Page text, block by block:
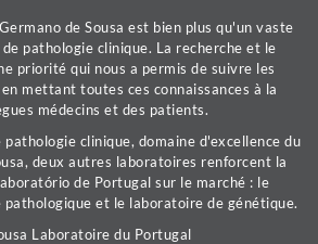
de Sousa est bien plus qu'un vaste
pathologie clinique. La recherche et le
priorité qui nous a permis de suivre les
mettant toutes ces connaissances à la
médecins et des patients.
clinique, domaine d'excellence du
deux autres laboratoires renforcent la
de Portugal sur le marché : le
et le laboratoire de génétique.
Laboratoire du Portugal